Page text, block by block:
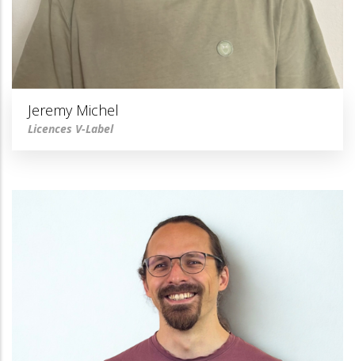
Jeremy Michel
Licences V-Label